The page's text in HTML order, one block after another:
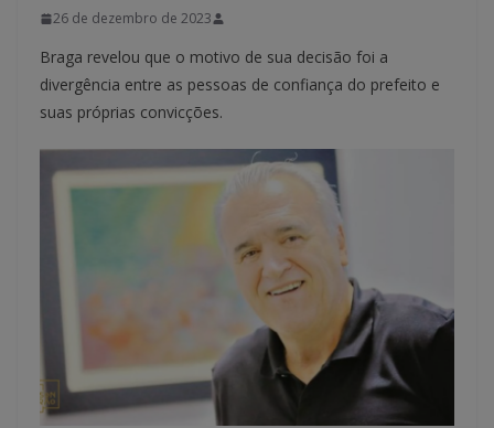
26 de dezembro de 2023
Braga revelou que o motivo de sua decisão foi a
divergência entre as pessoas de confiança do prefeito e
suas próprias convicções.